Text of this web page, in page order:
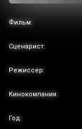
Фильм:
Сценарист:
Режиссер:
Кинокомпания:
Год: